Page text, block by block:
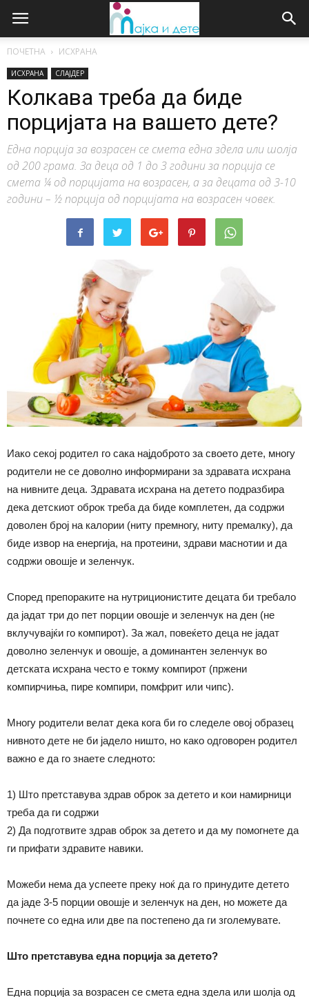
ПОЧЕТНА ИСХРАНА
ИСХРАНА СЛАЈДЕР
Колкава треба да биде
порцијата на вашето дете?
Една порција за возрасен се смета една здела или шолја
од 200 грама. За деца од 1 до 3 години за порција се
смета ¼ од порцијата на возрасен, а за децата од 3-10
години – ½ порција од порцијата на возрасен човек.
Иако секој родител го сака најдоброто за своето дете, многу
родители не се доволно информирани за здравата исхрана
на нивните деца. Здравата исхрана на детето подразбира
дека детскиот оброк треба да биде комплетен, да содржи
доволен број на калории (ниту премногу, ниту премалку), да
биде извор на енергија, на протеини, здрави маснотии и да
содржи овошје и зеленчук.
Според препораките на нутриционистите децата би требало
да јадат три до пет порции овошје и зеленчук на ден (не
вклучувајќи го компирот). За жал, повеќето деца не јадат
доволно зеленчук и овошје, а доминантен зеленчук во
детската исхрана често е токму компирот (пржени
компирчиња, пире компири, помфрит или чипс).
Многу родители велат дека кога би го следеле овој образец
нивното дете не би јадело ништо, но како одговорен родител
важно е да го знаете следното:
1) Што претставува здрав оброк за детето и кои намирници
треба да ги содржи
2) Да подготвите здрав оброк за детето и да му помогнете да
ги прифати здравите навики.
Можеби нема да успеете преку ноќ да го принудите детето
да јаде 3-5 порции овошје и зеленчук на ден, но можете да
почнете со една или две па постепено да ги зголемувате.
Што претставува една порција за детето?
Една порција за возрасен се смета една здела или шолја од